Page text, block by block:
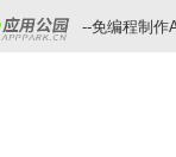
--免编程制作